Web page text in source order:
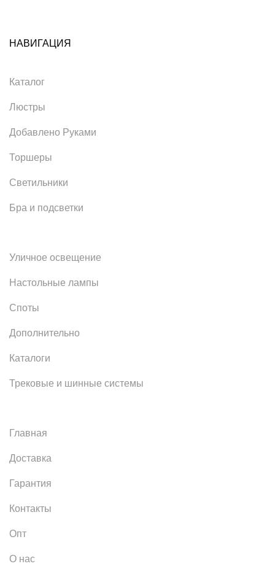
НАВИГАЦИЯ
Каталог
Люстры
Добавлено Руками
Торшеры
Светильники
Бра и подсветки
Уличное освещение
Настольные лампы
Споты
Дополнительно
Каталоги
Трековые и шинные системы
Главная
Доставка
Гарантия
Контакты
Опт
О нас